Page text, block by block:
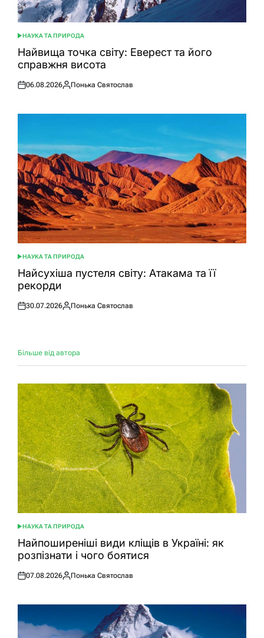
ОПУБЛІКУВАТИ
У
НАУКА ТА ПРИРОДА
Найвища точка світу: Еверест та його
справжня висота
Оприлюднено
06.08.2026
Опубліковано
Понька Святослав
ОПУБЛІКУВАТИ
У
НАУКА ТА ПРИРОДА
Найсухіша пустеля світу: Атакама та її
рекорди
Оприлюднено
30.07.2026
Опубліковано
Понька Святослав
Більше від автора
ОПУБЛІКУВАТИ
У
НАУКА ТА ПРИРОДА
Найпоширеніші види кліщів в Україні: як
розпізнати і чого боятися
Оприлюднено
07.08.2026
Опубліковано
Понька Святослав